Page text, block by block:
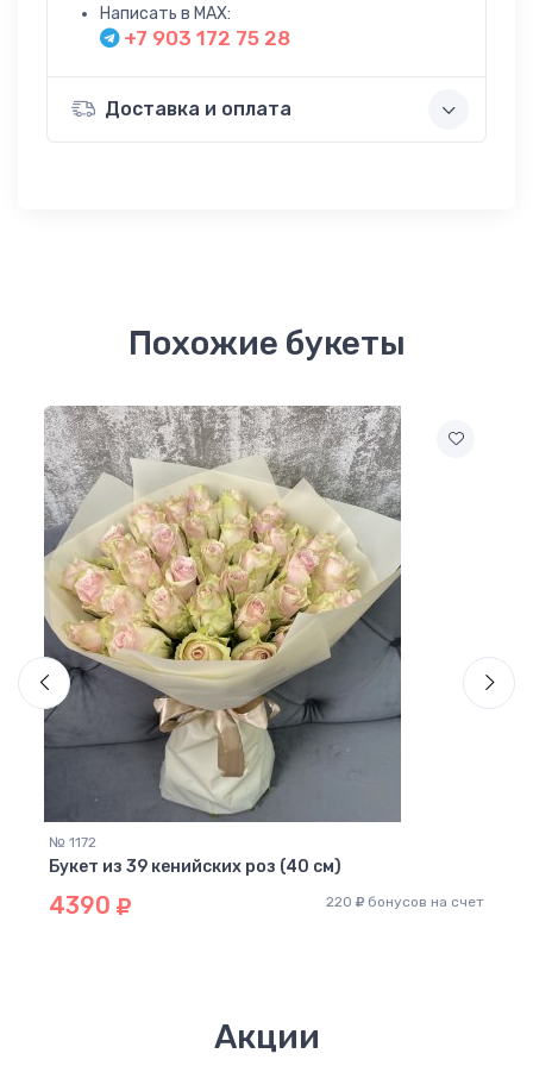
Написать в MAX:
+7 903 172 75 28
Доставка и оплата
Похожие букеты
№ 1172
Букет из 39 кенийских роз (40 см)
4390 220 бонусов на счет
Акции